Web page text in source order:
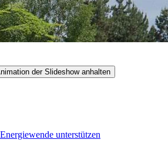
der Slideshow anhalten
unterstützen